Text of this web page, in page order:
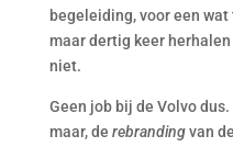
begeleiding, voor een
maar dertig keer
niet.
Geen job bij de Volvo
maar, de rebrandingvan